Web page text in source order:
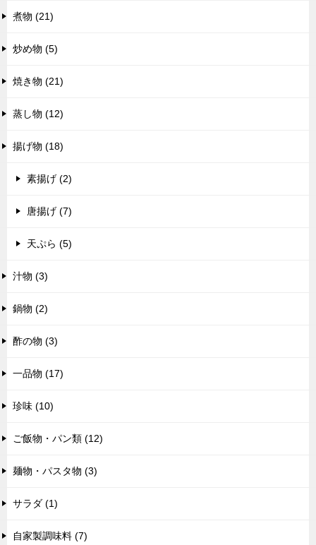
煮物 (21)
炒め物 (5)
焼き物 (21)
蒸し物 (12)
揚げ物 (18)
素揚げ (2)
唐揚げ (7)
天ぷら (5)
汁物 (3)
鍋物 (2)
酢の物 (3)
一品物 (17)
珍味 (10)
ご飯物・パン類 (12)
麺物・パスタ物 (3)
サラダ (1)
自家製調味料 (7)